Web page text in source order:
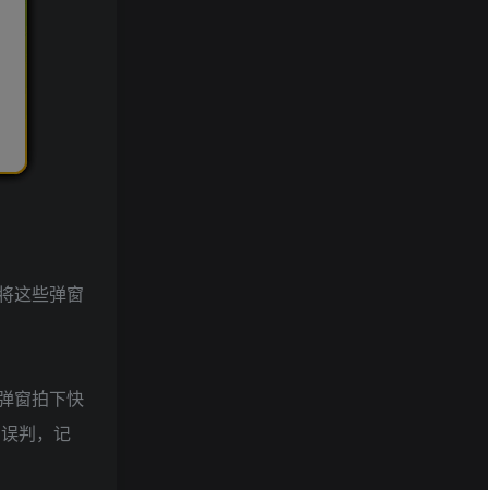
这些弹窗
窗拍下快
判，记